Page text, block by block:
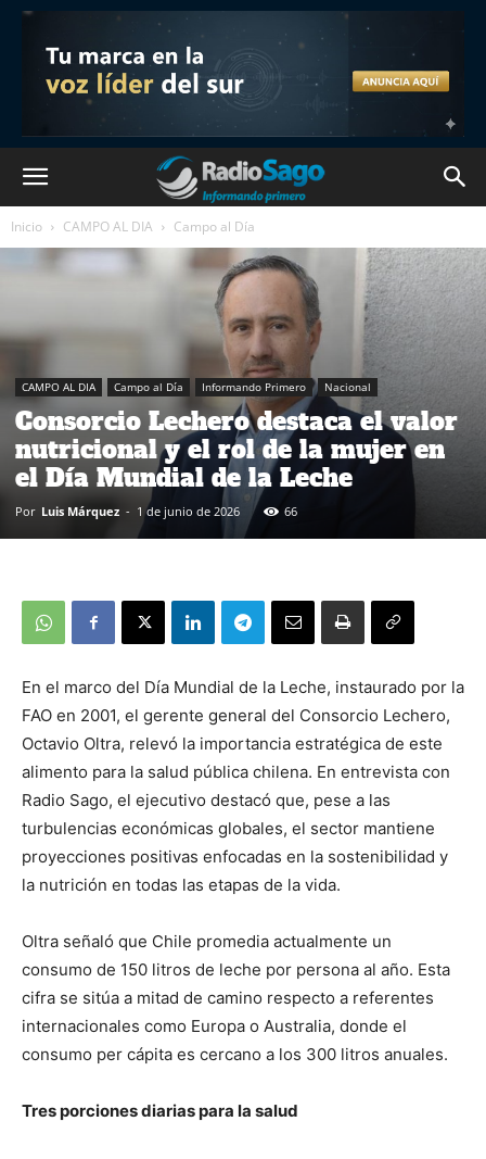
Inicio CAMPO AL DIA Campo al Día
CAMPO AL DIA Campo al Día Informando Primero Nacional
Consorcio Lechero destaca el valor
nutricional y el rol de la mujer en
el Día Mundial de la Leche
Por Luis Márquez - 1 de junio de 2026 66
En el marco del Día Mundial de la Leche, instaurado por la
FAO en 2001, el gerente general del Consorcio Lechero,
Octavio Oltra, relevó la importancia estratégica de este
alimento para la salud pública chilena. En entrevista con
Radio Sago, el ejecutivo destacó que, pese a las
turbulencias económicas globales, el sector mantiene
proyecciones positivas enfocadas en la sostenibilidad y
la nutrición en todas las etapas de la vida.
Oltra señaló que Chile promedia actualmente un
consumo de 150 litros de leche por persona al año. Esta
cifra se sitúa a mitad de camino respecto a referentes
internacionales como Europa o Australia, donde el
consumo per cápita es cercano a los 300 litros anuales.
Tres porciones diarias para la salud